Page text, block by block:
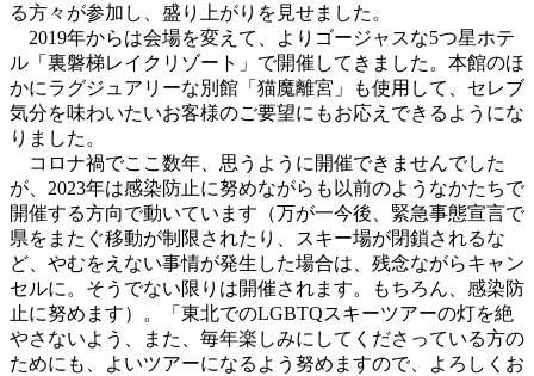
る方々が参加し、盛り上がりを見せました。
2019年からは会場を変えて、よりゴージャスな5つ星ホテ
ル「裏磐梯レイクリゾート」で開催してきました。本館のほ
かにラグジュアリーな別館「猫魔離宮」も使用して、セレブ
気分を味わいたいお客様のご要望にもお応えできるようにな
りました。
コロナ禍でここ数年、思うように開催できませんでした
が、2023年は感染防止に努めながらも以前のようなかたちで
開催する方向で動いています（万が一今後、緊急事態宣言で
県をまたぐ移動が制限されたり、スキー場が閉鎖されるな
ど、やむをえない事情が発生した場合は、残念ながらキャン
セルに。そうでない限りは開催されます。もちろん、感染防
止に努めます）。「東北でのLGBTQスキーツアーの灯を絶
やさないよう、また、毎年楽しみにしてくださっている方の
ためにも、よいツアーになるよう努めますので、よろしくお